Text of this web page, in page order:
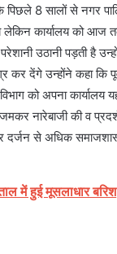
8 सालों से नगर
लेकिन कार्यालय को आज
उठानी पड़ती है
देंगे उन्होंने कहा कि पूर्व
को अपना कार्यालय
नारेबाजी की व
दर्जन से अधिक
में हुई मूसलाधार बरिश